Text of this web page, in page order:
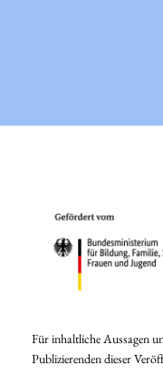
Für inhaltliche Aussagen
Publizierenden dieser